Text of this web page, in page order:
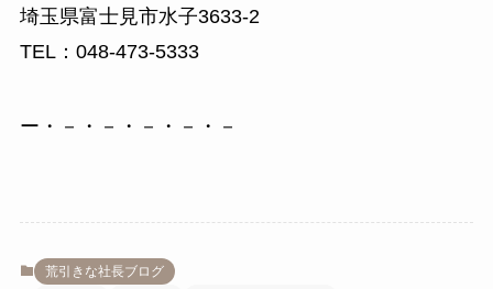
埼玉県富士見市水子3633-2
TEL：048-473-5333
ー・－・－・－・－・－
荒引きな社長ブログ